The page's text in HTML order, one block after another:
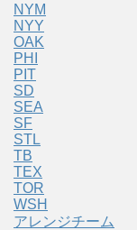
NYM
NYY
OAK
PHI
PIT
SD
SEA
SF
STL
TB
TEX
TOR
WSH
アレンジチーム